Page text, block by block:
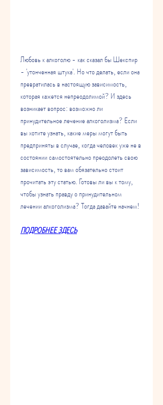
Любовь к алкоголю - как сказал бы Шекспир
- 'утонченная штука'. Но что делать, если она
превратилась в настоящую зависимость,
которая кажется непреодолимой? И здесь
возникает вопрос: возможно ли
принудительное лечение алкоголизма? Если
вы хотите узнать, какие меры могут быть
предприняты в случае, когда человек уже не в
состоянии самостоятельно преодолеть свою
зависимость, то вам обязательно стоит
прочитать эту статью. Готовы ли вы к тому,
чтобы узнать правду о принудительном
лечении алкоголизма? Тогда давайте начнем!
ПОДРОБНЕЕ ЗДЕСЬ